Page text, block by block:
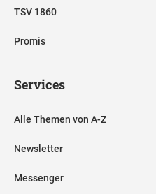
TSV 1860
Promis
Services
Alle Themen von A-Z
Newsletter
Messenger